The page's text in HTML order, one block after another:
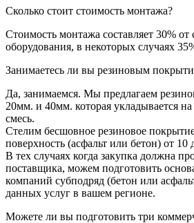
Сколько стоит стоимость монтажа?
Стоимость монтажа составляет 30% от
оборудования, в некоторых случаях
Занимаетесь ли вы резиновым
Да, занимаемся. Мы предлагаем
20мм. и 40мм. которая укладывается
смесь.
Стелим бесшовное резиновое
поверхность (асфальт или бетон) от 10
В тех случаях когда закупка должна
поставщика, можем подготовить
компаний субподряд (бетон или
данных услуг в вашем регионе.
Можете ли вы подготовить три